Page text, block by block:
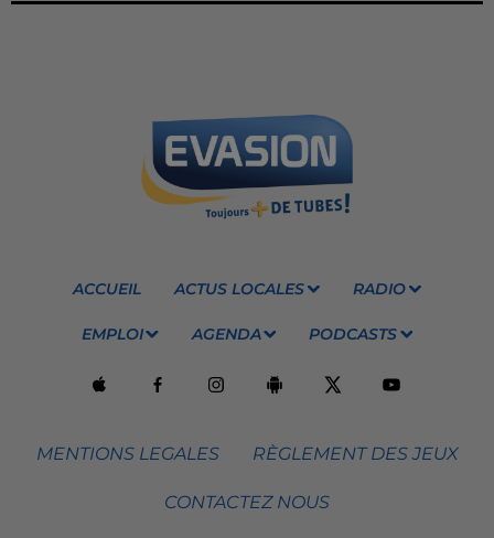
ACCUEIL ACTUS LOCALES RADIO
EMPLOI AGENDA PODCASTS
MENTIONS LEGALES RÈGLEMENT DES JEUX
CONTACTEZ NOUS